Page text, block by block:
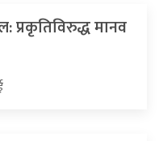
प्रकृतिविरुद्ध मानव